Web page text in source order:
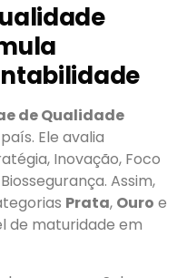
de Qualidade
Ele avalia
Inovação, Foco
Assim,
Prata, Ouro e
de maturidade em